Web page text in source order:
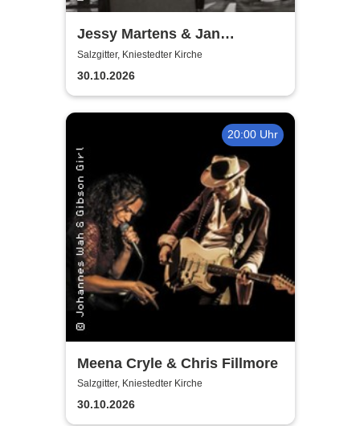
Jessy Martens & Jan
Fischer's Blues Support
Salzgitter, Kniestedter Kirche
30.10.2026
20:00 Uhr
Meena Cryle & Chris Fillmore
Salzgitter, Kniestedter Kirche
30.10.2026